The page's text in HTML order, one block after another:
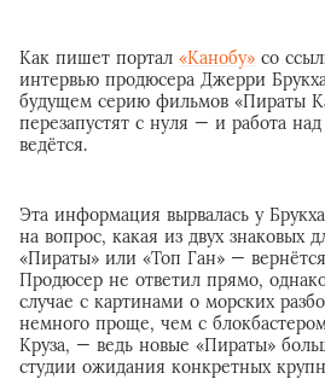
Как пишет портал «Канобу» со
интервью продюсера Джерри
будущем серию фильмов «Пираты
перезапустят с нуля — и работа
ведётся.
Эта информация вырвалась у
на вопрос, какая из двух знаковых
«Пираты» или «Топ Ган» —
Продюсер не ответил прямо,
случае с картинами о морских
немного проще, чем с
Круза, — ведь новые «Пираты»
студии ожидания конкретных